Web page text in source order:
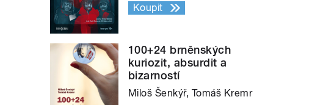
Koupit
100+24 brněnských
kuriozit, absurdit a
bizarností
Miloš Šenkýř, Tomáš Kremr